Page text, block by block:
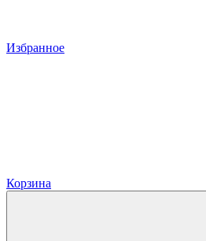
Избранное
Корзина